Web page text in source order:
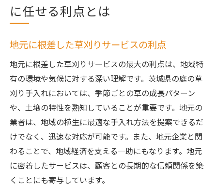
に任せる利点とは
地元に根差した草刈りサービスの利点
地元に根差した草刈りサービスの最大の利点は、地域特
有の環境や気候に対する深い理解です。茨城県の庭の草
刈り手入れにおいては、季節ごとの草の成長パターン
や、土壌の特性を熟知していることが重要です。地元の
業者は、地域の植生に最適な手入れ方法を提案できるだ
けでなく、迅速な対応が可能です。また、地元企業と関
わることで、地域経済を支える一助にもなります。地元
に密着したサービスは、顧客との長期的な信頼関係を築
くことにも寄与しています。